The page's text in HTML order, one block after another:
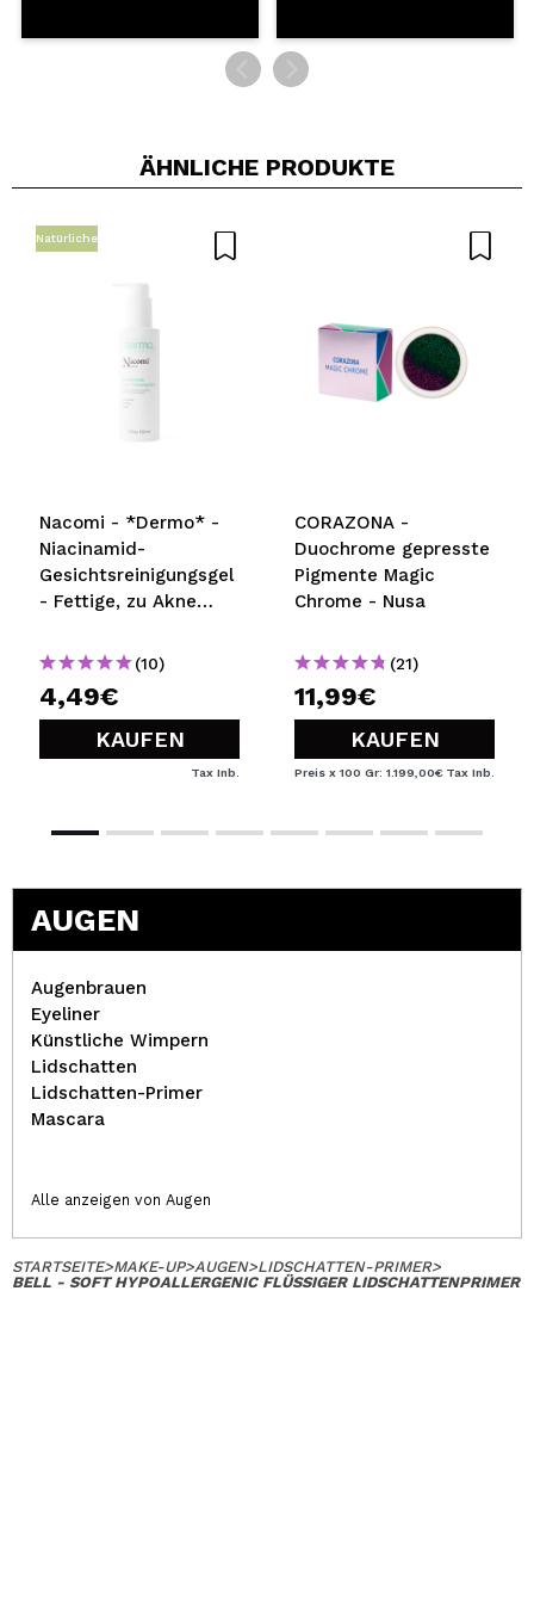
ÄHNLICHE PRODUKTE
Natürliche
Nacomi - *Dermo* -
Niacinamid-
Gesichtsreinigungsgel
- Fettige, zu Akne
(10)
4,49€
KAUFEN
Tax Inb.
CORAZONA -
Duochrome gepresste
Pigmente Magic
Chrome - Nusa
(21)
11,99€
KAUFEN
Preis x 100 Gr: 1.199,00€ Tax Inb.
AUGEN
Augenbrauen
Eyeliner
Künstliche Wimpern
Lidschatten
Lidschatten-Primer
Mascara
Alle anzeigen von Augen
STARTSEITE>MAKE-UP>AUGEN>LIDSCHATTEN-PRIMER>
BELL - SOFT HYPOALLERGENIC FLÜSSIGER LIDSCHATTENPRIMER